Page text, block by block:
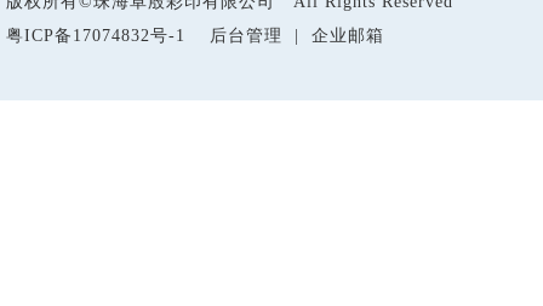
粤ICP备17074832号-1
后台管理 企业邮箱